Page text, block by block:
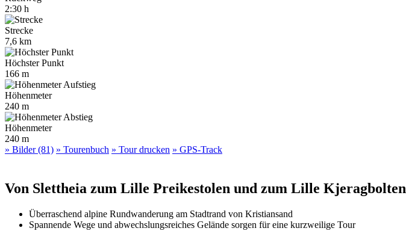
2:30 h
Strecke
7,6 km
Höchster Punkt
166 m
Höhenmeter
240 m
Höhenmeter
240 m
» Bilder (81) » Tourenbuch » Tour drucken » GPS-Track
Von Slettheia zum Lille Preikestolen und zum Lille Kjeragbolten
Überraschend alpine Rundwanderung am Stadtrand von Kristiansand
Spannende Wege und abwechslungsreiches Gelände sorgen für eine kurzweilige Tour